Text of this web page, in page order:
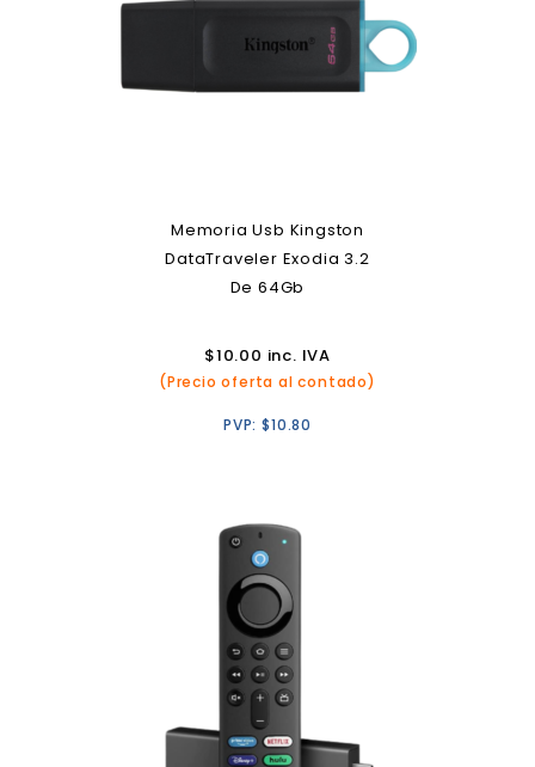
Memoria Usb Kingston
DataTraveler Exodia 3.2
De 64Gb
$10.00 inc. IVA
(Precio oferta al contado)
PVP:$10.80